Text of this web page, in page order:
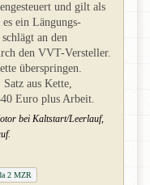
und gilt als
ein Längungs-
an den
den VVT-Versteller.
überspringen.
aus Kette,
Euro plus Arbeit.
bei Kaltstart/Leerlauf,
2 MZR